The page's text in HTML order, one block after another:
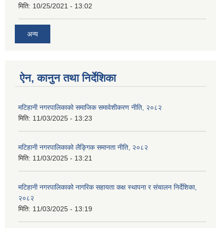
मिति: 10/25/2021 - 13:02
अन्य
ऐन, कानुन तथा निर्देशिका
मटिहानी नगरपालिकाको समाजिक समावेशीकरण नीति, २०८२
मिति: 11/03/2025 - 13:23
मटिहानी नगरपालिकाको लैङ्गिक समानता नीति, २०८२
मिति: 11/03/2025 - 13:21
मटिहानी नगरपालिकाको नागरिक सहायता कक्ष स्थापना र संचालन निर्देशिका,
२०८२
मिति: 11/03/2025 - 13:19